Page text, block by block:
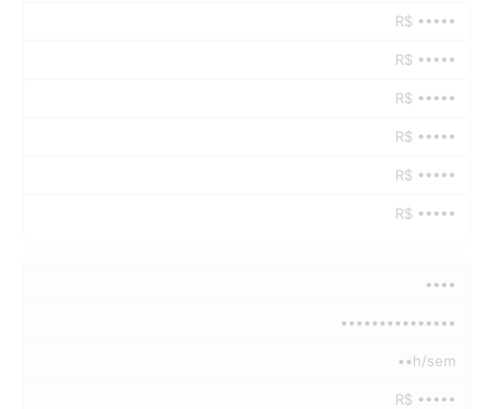
R$ •••••
R$ •••••
R$ •••••
R$ •••••
R$ •••••
R$ •••••
••••
•••••••••••••••
••h/sem
R$ •••••